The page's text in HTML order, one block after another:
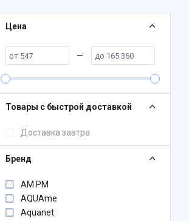
Цена
—
Товары с быстрой доставкой
Доставка завтра
Бренд
AM.PM
AQUAme
Aquanet